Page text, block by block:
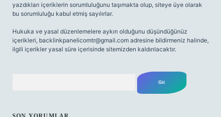
yazdıkları içeriklerin sorumluluğunu taşımakta olup, siteye üye olarak
bu sorumluluğu kabul etmiş sayılırlar.
Hukuka ve yasal düzenlemelere aykırı olduğunu düşündüğünüz
içerikleri, backlinkpanelicomtr@gmail.com adresine bildirmeniz halinde,
ilgili içerikler yasal süre içerisinde sitemizden kaldırılacaktır.